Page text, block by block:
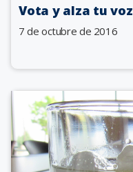
Vota y alza tu voz
7 de octubre de 2016